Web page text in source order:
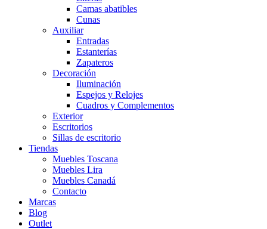
Camas abatibles
Cunas
Auxiliar
Entradas
Estanterías
Zapateros
Decoración
Iluminación
Espejos y Relojes
Cuadros y Complementos
Exterior
Escritorios
Sillas de escritorio
Tiendas
Muebles Toscana
Muebles Lira
Muebles Canadá
Contacto
Marcas
Blog
Outlet